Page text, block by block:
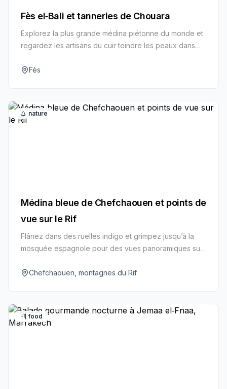
Fès el‑Bali et tanneries de Chouara
Explorez la plus grande médina piétonne du monde et
regardez les artisans du cuir teindre les peaux dans
Fès
nature
Médina bleue de Chefchaouen et points de
vue sur le Rif
Flânez dans des ruelles indigo et grimpez jusqu’à la
mosquée espagnole pour des vues panoramiques sur
Chefchaouen, montagnes du Rif
food